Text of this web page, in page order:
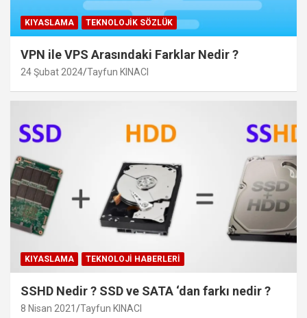
KIYASLAMA TEKNOLOJIK SÖZLÜK
VPN ile VPS Arasındaki Farklar Nedir ?
24 Şubat 2024 Tayfun KINACI
KIYASLAMA TEKNOLOJI HABERLERI
SSHD Nedir ? SSD ve SATA ‘dan farkı nedir ?
8 Nisan 2021 Tayfun KINACI